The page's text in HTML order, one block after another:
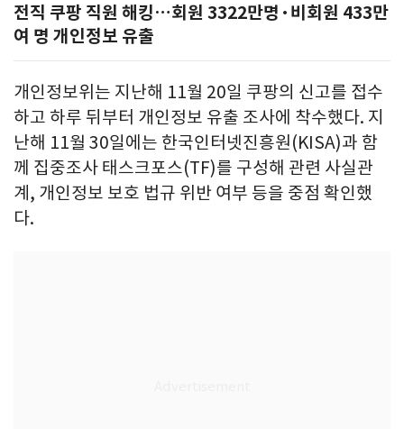
전직 쿠팡 직원 해킹…회원 3322만명·비회원 433만
여 명 개인정보 유출
개인정보위는 지난해 11월 20일 쿠팡의 신고를 접수
하고 하루 뒤부터 개인정보 유출 조사에 착수했다. 지
난해 11월 30일에는 한국인터넷진흥원(KISA)과 함
께 집중조사 태스크포스(TF)를 구성해 관련 사실관
계, 개인정보 보호 법규 위반 여부 등을 중점 확인했
다.